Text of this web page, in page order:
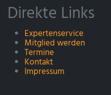
Direkte Links
Expertenservice
Mitglied werden
Termine
Kontakt
Impressum